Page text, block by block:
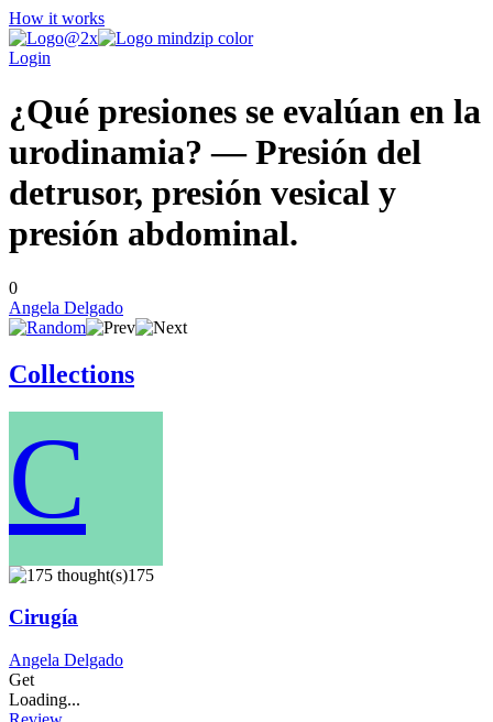
How it works
Login
¿Qué presiones se evalúan en la
urodinamia? — Presión del
detrusor, presión vesical y
presión abdominal.
0
Angela Delgado
Collections
C
175
Cirugía
Angela Delgado
Get
Loading...